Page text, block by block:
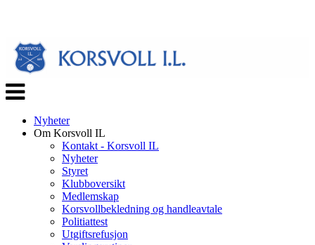
Veksle
navigasjon
Nyheter
Om Korsvoll IL
Kontakt - Korsvoll IL
Nyheter
Styret
Klubboversikt
Medlemskap
Korsvollbekledning og handleavtale
Politiattest
Utgiftsrefusjon